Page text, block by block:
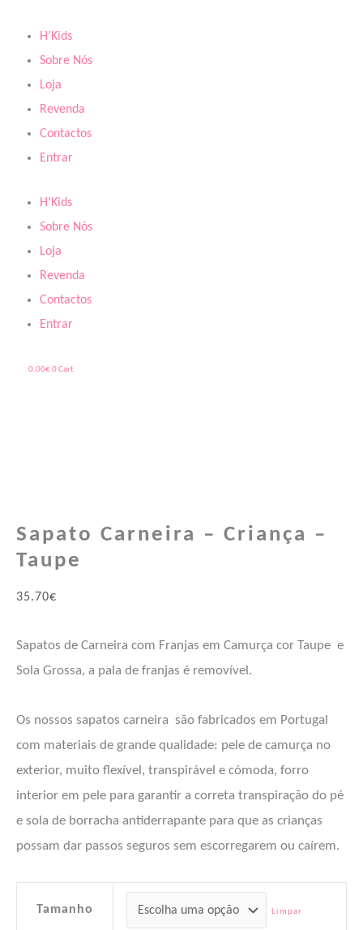
content
H’Kids
Sobre Nós
Loja
Revenda
Contactos
Entrar
H’Kids
Sobre Nós
Loja
Revenda
Contactos
Entrar
0.00€ 0Cart
Sapato Carneira – Criança –
Taupe
35.70€
Sapatos de Carneira com Franjas em Camurça cor Taupe e
Sola Grossa, a pala de franjas é removível.
Os nossos sapatos carneira são fabricados em Portugal
com materiais de grande qualidade: pele de camurça no
exterior, muito flexível, transpirável e cómoda, forro
interior em pele para garantir a correta transpiração do pé
e sola de borracha antiderrapante para que as crianças
possam dar passos seguros sem escorregarem ou caírem.
Tamanho Limpar
-
Criança
-
37.00€